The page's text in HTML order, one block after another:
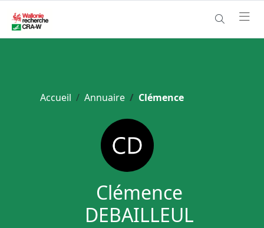
Accueil Annuaire Clémence
Clémence
DEBAILLEUL